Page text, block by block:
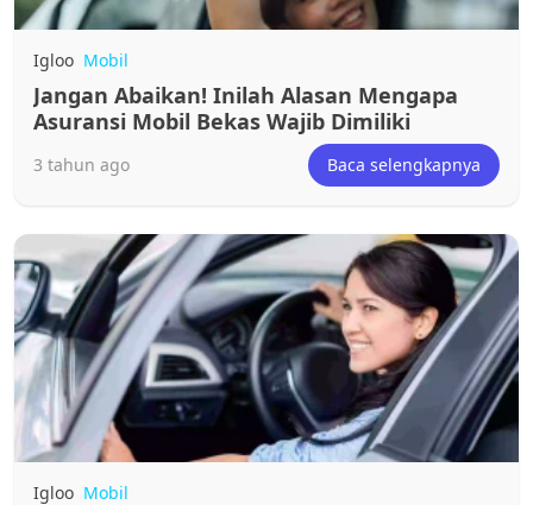
Igloo Mobil
Jangan Abaikan! Inilah Alasan Mengapa
Asuransi Mobil Bekas Wajib Dimiliki
3 tahun ago Baca selengkapnya
Igloo Mobil